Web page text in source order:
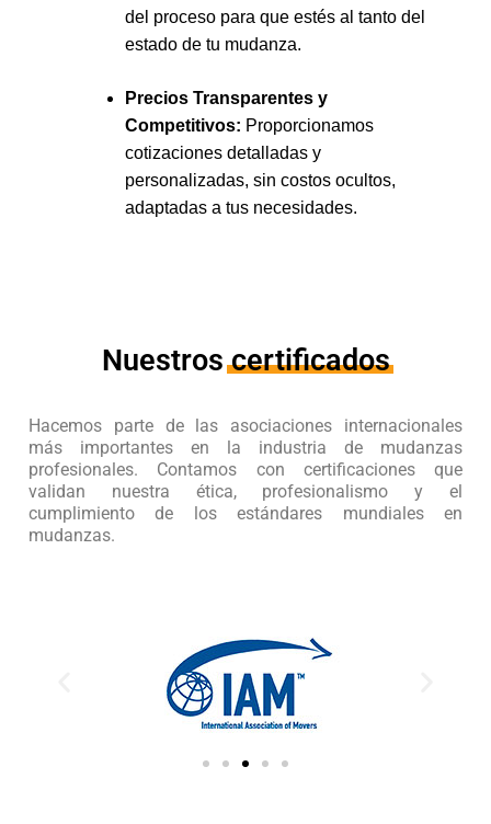
del proceso para que estés al tanto del
estado de tu mudanza.
Precios Transparentes y
Competitivos: Proporcionamos
cotizaciones detalladas y
personalizadas, sin costos ocultos,
adaptadas a tus necesidades.
Nuestroscertificados
Hacemos parte de las asociaciones internacionales
más importantes en la industria de mudanzas
profesionales. Contamos con certificaciones que
validan nuestra ética, profesionalismo y el
cumplimiento de los estándares mundiales en
mudanzas.